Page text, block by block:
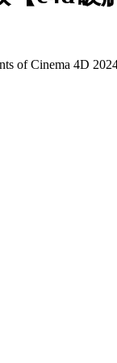
of Cinema 4D